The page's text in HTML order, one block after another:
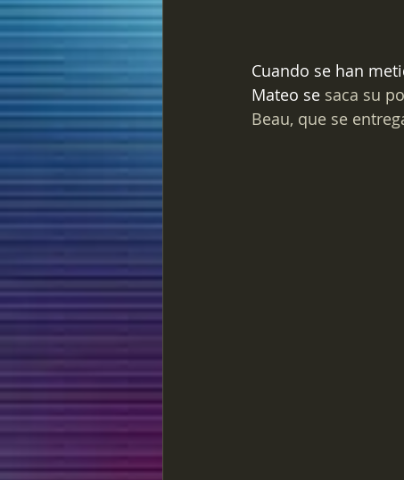
Cuando se han
Mateo se saca su
Beau, que se